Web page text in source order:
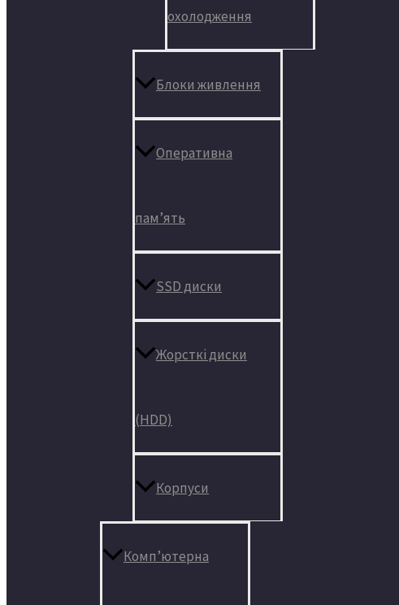
охолодження
Блоки живлення
Оперативна
пам’ять
SSD диски
Жорсткі диски
(HDD)
Корпуси
Комп’ютерна